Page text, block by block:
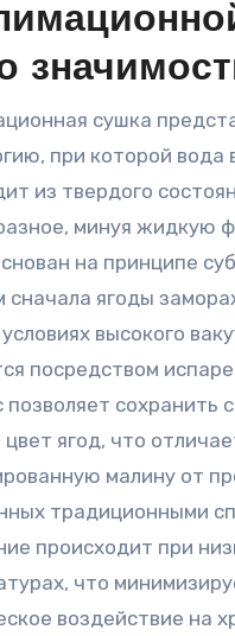
сушка
при которой вода
из твердого
минуя жидкую
на принципе
сначала ягоды
высокого
посредством
позволяет сохранить
ягод, что
малину от
традиционными
происходит при
что
воздействие на